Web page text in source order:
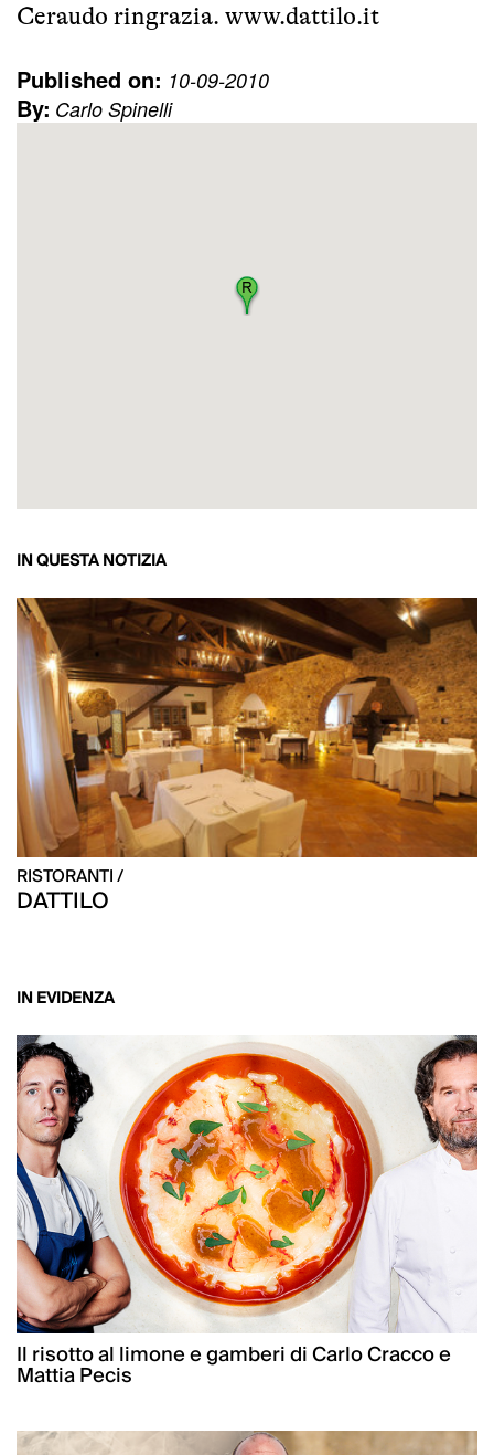
Ceraudo ringrazia. www.dattilo.it
Published on: 10-09-2010
By: Carlo Spinelli
IN QUESTA NOTIZIA
RISTORANTI /
DATTILO
IN EVIDENZA
Il risotto al limone e gamberi di Carlo Cracco e
Mattia Pecis